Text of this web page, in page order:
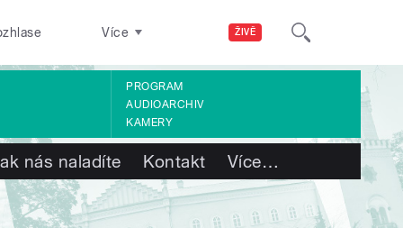
ŽIVĚ
Více
PROGRAM
AUDIOARCHIV
KAMERY
nás naladíte Kontakt Více…